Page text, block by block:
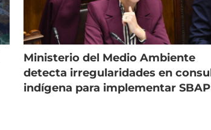
Ministerio del Medio Ambiente
detecta irregularidades en
indígena para implementar SBAP